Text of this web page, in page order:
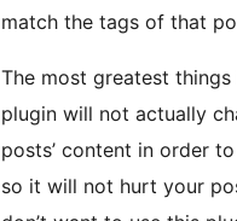
match the tags of that
The most greatest
plugin will not actually
posts’ content in order
so it will not hurt your